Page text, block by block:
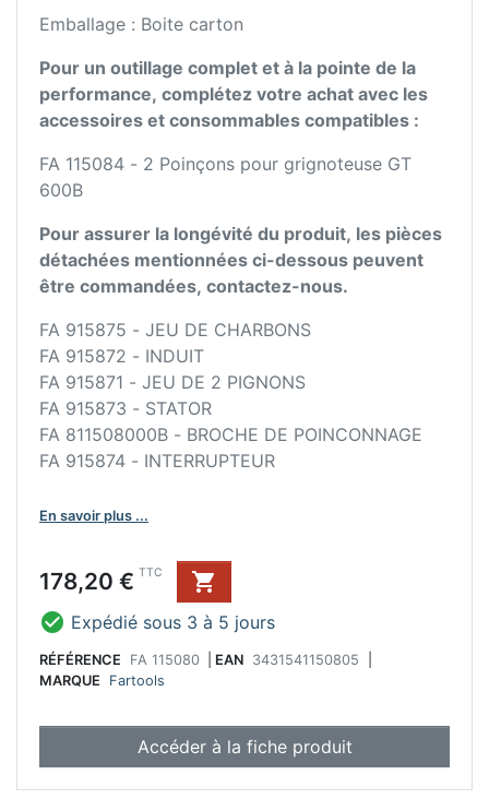
Emballage : Boite carton
Pour un outillage complet et à la pointe de la
performance, complétez votre achat avec les
accessoires et consommables compatibles :
FA 115084 - 2 Poinçons pour grignoteuse GT
600B
Pour assurer la longévité du produit, les pièces
détachées mentionnées ci-dessous peuvent
être commandées, contactez-nous.
FA 915875 - JEU DE CHARBONS
FA 915872 - INDUIT
FA 915871 - JEU DE 2 PIGNONS
FA 915873 - STATOR
FA 811508000B - BROCHE DE POINCONNAGE
FA 915874 - INTERRUPTEUR
En savoir plus ...
Prix
178,20 € TTC

 Expédié sous 3 à 5 jours
RÉFÉRENCE FA 115080 EAN 3431541150805
MARQUE
Fartools
Accéder à la fiche produit